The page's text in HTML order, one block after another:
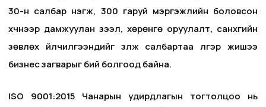
30-н салбар нэгж, 300 гаруй мэргэжлийн боловсон
хүчнээр дамжуулан зээл, хөрөнгө оруулалт, санхүүгийн
зөвлөх үйлчилгээнүүдийг үзүүлж салбартаа үлгэр жишээ
бизнес загварыг бий болгоод байна.
ISO 9001:2015 Чанарын удирдлагын тогтолцоо нь